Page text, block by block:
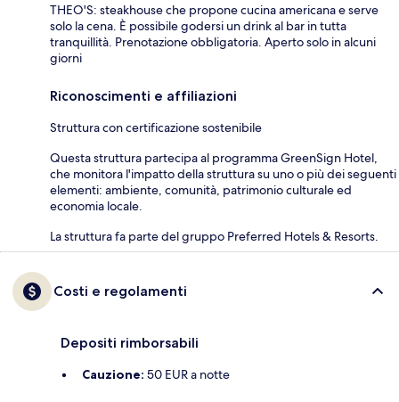
THEO'S: steakhouse che propone cucina americana e serve
solo la cena. È possibile godersi un drink al bar in tutta
tranquillità. Prenotazione obbligatoria. Aperto solo in alcuni
giorni
Riconoscimenti e affiliazioni
Struttura con certificazione sostenibile
Questa struttura partecipa al programma GreenSign Hotel,
che monitora l'impatto della struttura su uno o più dei seguenti
elementi: ambiente, comunità, patrimonio culturale ed
economia locale.
La struttura fa parte del gruppo Preferred Hotels & Resorts.
Costi e regolamenti
Depositi rimborsabili
Cauzione: 50 EUR a notte